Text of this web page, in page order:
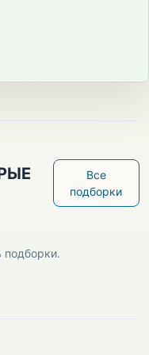
Все
подборки
подборки.